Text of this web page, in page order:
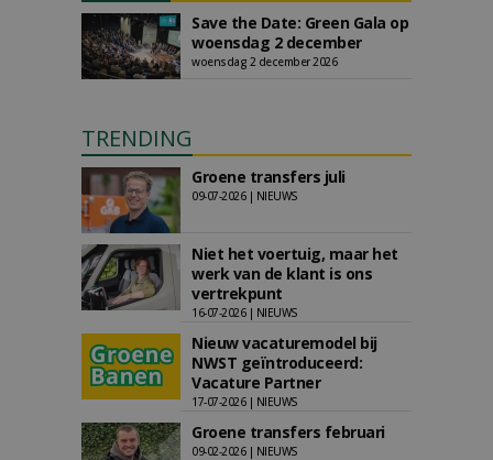
Save the Date: Green Gala op
woensdag 2 december
woensdag 2 december 2026
TRENDING
Groene transfers juli
09-07-2026 | NIEUWS
Niet het voertuig, maar het
werk van de klant is ons
vertrekpunt
16-07-2026 | NIEUWS
Nieuw vacaturemodel bij
NWST geïntroduceerd:
Vacature Partner
17-07-2026 | NIEUWS
Groene transfers februari
09-02-2026 | NIEUWS